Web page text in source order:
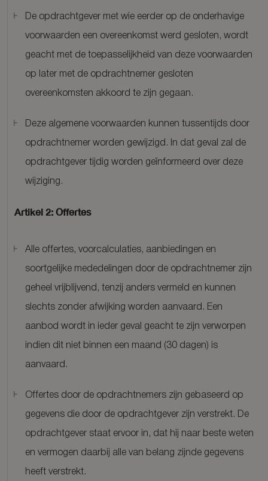
De opdrachtgever met wie eerder op de onderhavige
voorwaarden een overeenkomst werd gesloten, wordt
geacht met de toepasselijkheid van deze voorwaarden
op later met de opdrachtnemer gesloten
overeenkomsten akkoord te zijn gegaan.
Deze algemene voorwaarden kunnen tussentijds door
opdrachtnemer worden gewijzigd. In dat geval zal de
opdrachtgever tijdig worden geïnformeerd over deze
wijziging.
Artikel 2: Offertes
Alle offertes, voorcalculaties, aanbiedingen en
soortgelijke mededelingen door de opdrachtnemer zijn
geheel vrijblijvend, tenzij anders vermeld en kunnen
slechts zonder afwijking worden aanvaard. Een
aanbod wordt in ieder geval geacht te zijn verworpen
indien dit niet binnen een maand (30 dagen) is
aanvaard.
Offertes door de opdrachtnemers zijn gebaseerd op
gegevens die door de opdrachtgever zijn verstrekt. De
opdrachtgever staat ervoor in, dat hij naar beste weten
en vermogen daarbij alle van belang zijnde gegevens
heeft verstrekt.